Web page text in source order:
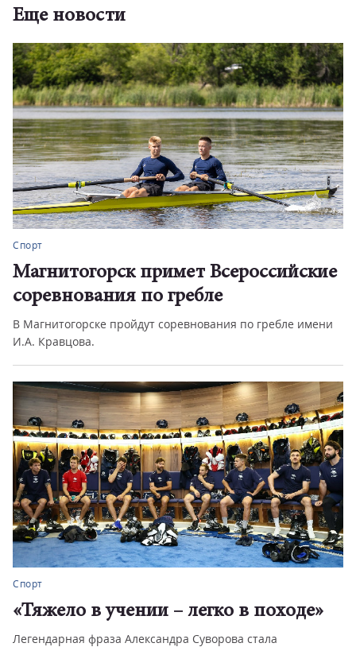
Еще новости
Спорт
Магнитогорск примет Всероссийские
соревнования по гребле
В Магнитогорске пройдут соревнования по гребле имени
И.А. Кравцова.
Спорт
«Тяжело в учении – легко в походе»
Легендарная фраза Александра Суворова стала